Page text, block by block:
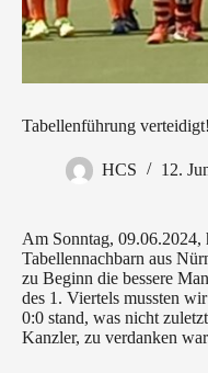
Tabellenführung verteidigt!
HCS 12.
Am Sonntag, 09.06.2024,
Tabellennachbarn aus
zu Beginn die bessere
des 1. Viertels mussten
0:0 stand, was nicht
Kanzler, zu verdanken